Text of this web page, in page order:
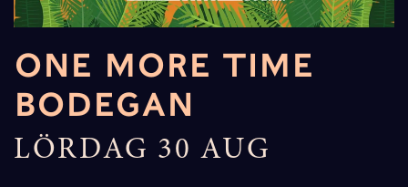
ONE MORE TIME
BODEGAN
LÖRDAG 30 AUG